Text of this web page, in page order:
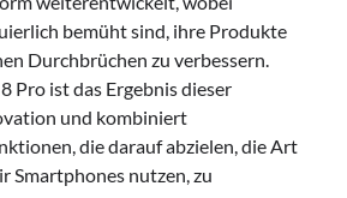
bemüht sind, ihre Produkte
Durchbrüchen zu verbessern.
Pro ist das Ergebnis dieser
und kombiniert
die darauf abzielen, die Art
Smartphones nutzen, zu